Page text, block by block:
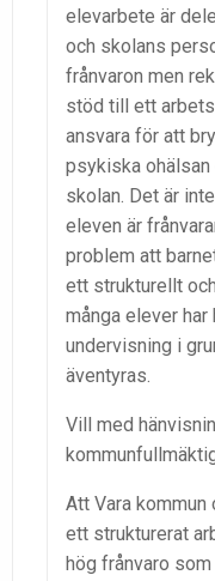
elevarbete är
och skolans
frånvaron men
stöd till ett
ansvara för att
psykiska
skolan. Det är
eleven är
problem att
ett strukturellt
många elever
undervisning i
äventyras.
Vill med
Att Vara
ett strukturerat
hög frånvaro